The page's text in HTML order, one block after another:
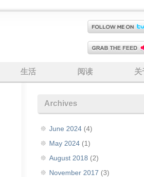
生活 阅读 关
Archives
June 2024 (4)
May 2024 (1)
August 2018 (2)
November 2017 (3)